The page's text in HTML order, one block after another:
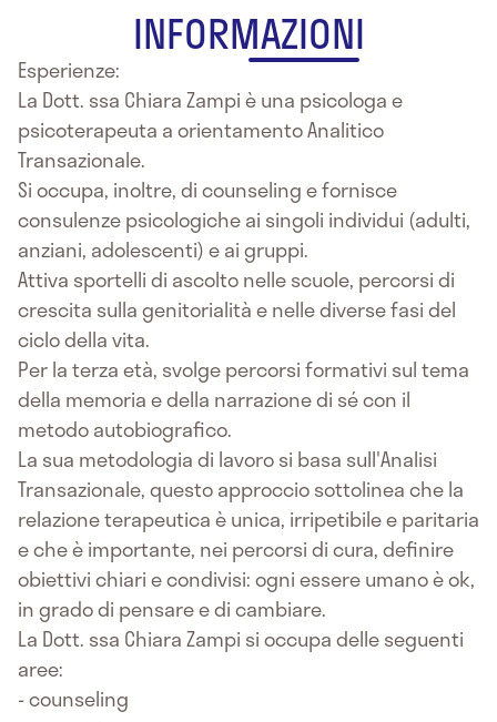
INFORMAZIONI
Esperienze:
La Dott. ssa Chiara Zampi è una psicologa e
psicoterapeuta a orientamento Analitico
Transazionale.
Si occupa, inoltre, di counseling e fornisce
consulenze psicologiche ai singoli individui (adulti,
anziani, adolescenti) e ai gruppi.
Attiva sportelli di ascolto nelle scuole, percorsi di
crescita sulla genitorialità e nelle diverse fasi del
ciclo della vita.
Per la terza età, svolge percorsi formativi sul tema
della memoria e della narrazione di sé con il
metodo autobiografico.
La sua metodologia di lavoro si basa sull'Analisi
Transazionale, questo approccio sottolinea che la
relazione terapeutica è unica, irripetibile e paritaria
e che è importante, nei percorsi di cura, definire
obiettivi chiari e condivisi: ogni essere umano è ok,
in grado di pensare e di cambiare.
La Dott. ssa Chiara Zampi si occupa delle seguenti
aree:
- counseling